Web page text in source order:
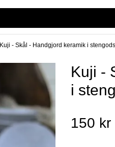
Kuji - Skål - Handgjord keramik i stengods
Kuji -
i
150 kr